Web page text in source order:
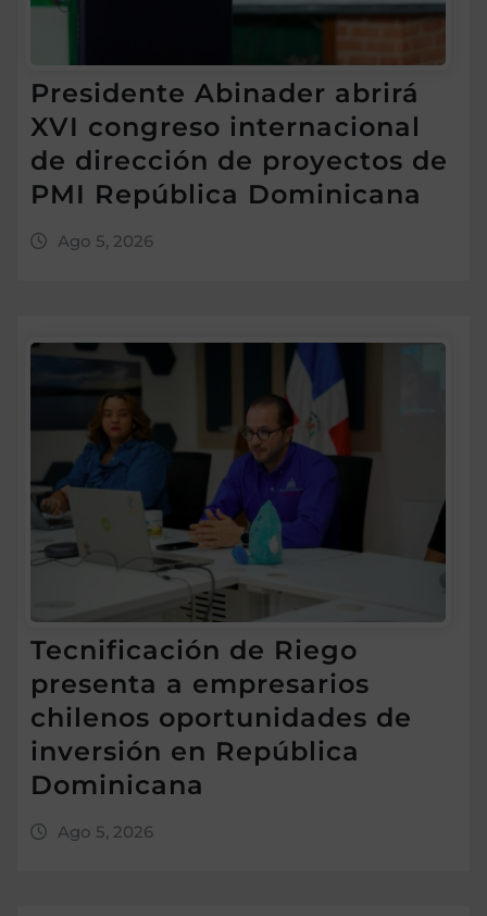
Presidente Abinader abrirá
XVI congreso internacional
de dirección de proyectos de
PMI República Dominicana
Ago 5, 2026
Tecnificación de Riego
presenta a empresarios
chilenos oportunidades de
inversión en República
Dominicana
Ago 5, 2026